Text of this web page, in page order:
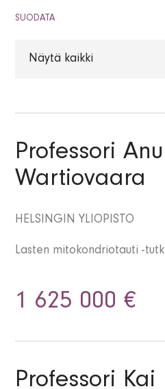
Professori Anu
Wartiovaara
HELSINGIN YLIOPISTO
Lasten mitokondriotauti -
1 625 000 €
Professori Kai
SUODATA
Näytä kaikki